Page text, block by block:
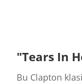
"Tears In
Bu Clapton